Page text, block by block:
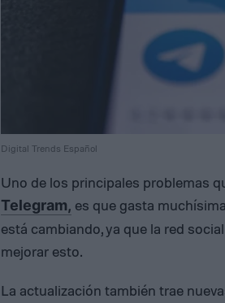
Digital Trends Español
Uno de los principales problemas
Telegram, es que gasta
está cambiando, ya que la red
mejorar esto.
La actualización también trae